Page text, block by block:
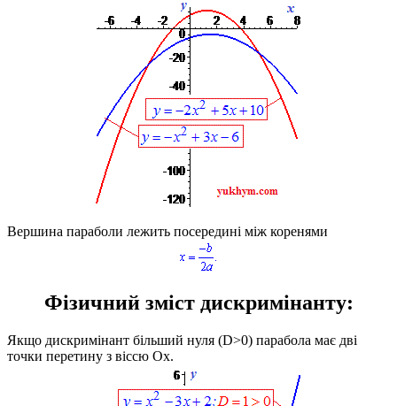
Вершина параболи лежить посередині між коренями
Фізичний зміст дискримінанту:
Якщо дискримінант більший нуля (D>0) парабола має дві
точки перетину з віссю Ox.